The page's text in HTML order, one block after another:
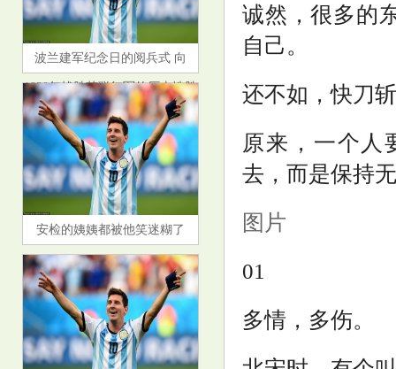
波兰建军纪念日的阅兵式 向
1920年战胜苏联红军的历史性胜
利致敬
安检的姨姨都被他笑迷糊了
诚然，很多的
自己。
还不如，快刀
原来，一个人
去，而是保持
图片
01
多情，多伤。